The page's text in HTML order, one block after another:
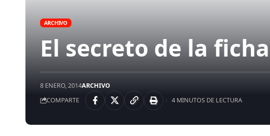
ARCHIVO
El secreto de la ficha
8 ENERO, 2014ARCHIVO
COMPARTE
4 MINUTOS DE LECTURA